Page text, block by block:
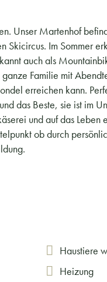
Unser Martenhof
Im Sommer
auch als
Familie mit
erreichen kann.
das Beste, sie ist im
und auf das Leben
ob durch
Haustiere
Heizung